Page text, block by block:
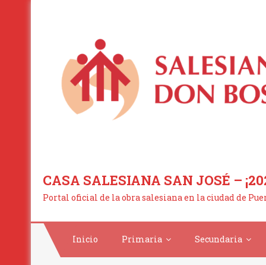
CASA SALESIANA SAN JOSÉ –
Portal oficial de la obra salesiana en la ciudad de
Inicio Primaria Secundaria